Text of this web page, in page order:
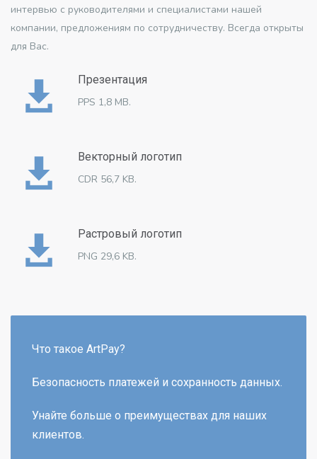
интервью с руководителями и специалистами нашей
компании, предложениям по сотрудничеству. Всегда открыты
для Вас.
Презентация
PPS 1,8 MB.
Векторный логотип
CDR 56,7 KB.
Растровый логотип
PNG 29,6 KB.
Что такое ArtPay?
Безопасность платежей и сохранность данных.
Унайте больше о преимуществах для наших
клиентов.